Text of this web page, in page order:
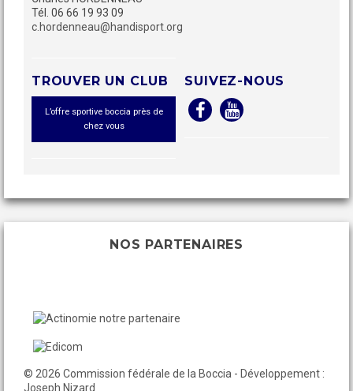
Tél. 06 66 19 93 09
c.hordenneau@handisport.org
TROUVER UN CLUB
L’offre sportive boccia près de
chez vous
SUIVEZ-NOUS
NOS PARTENAIRES
© 2026 Commission fédérale de la Boccia - Développement :
Joseph Nizard